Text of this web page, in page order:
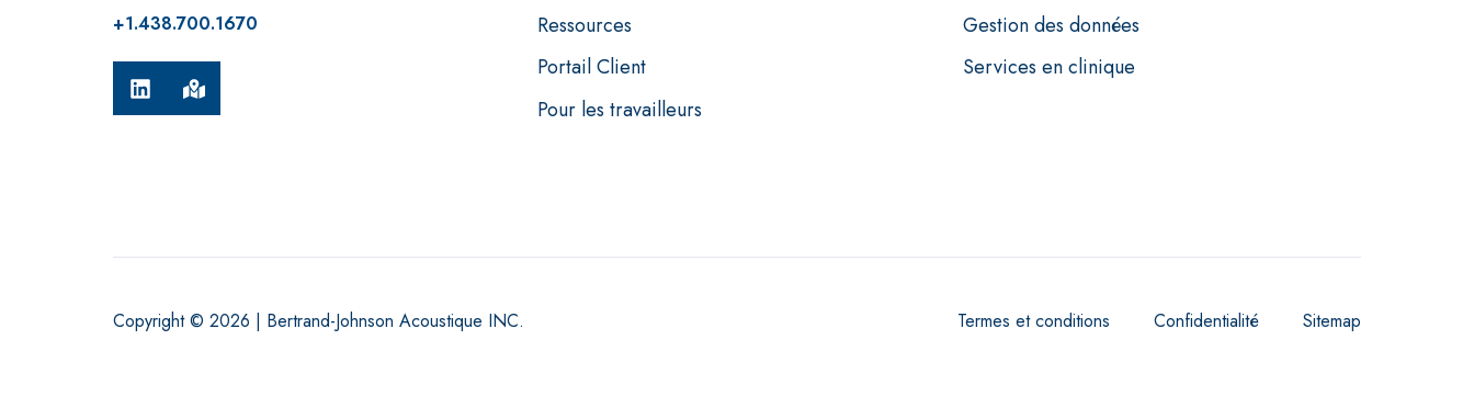
+1.438.700.1670
Ressources
Portail Client
Pour les travailleurs
Gestion des données
Services en clinique
Copyright © 2026 | Bertrand-Johnson Acoustique INC. Termes et conditions Confidentialité Sitemap